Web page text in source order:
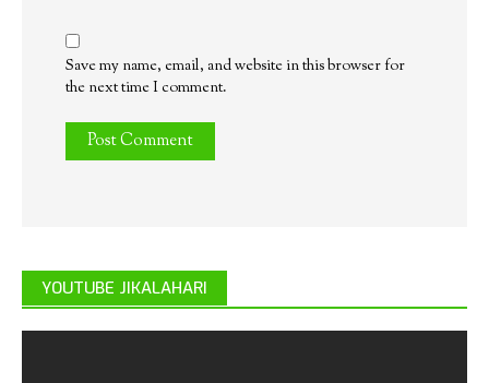
Save my name, email, and website in this browser for
the next time I comment.
YOUTUBE JIKALAHARI